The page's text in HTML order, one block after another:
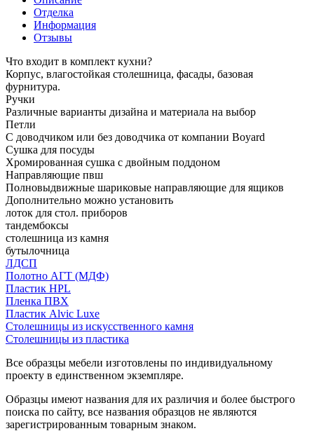
Отделка
Информация
Отзывы
Что входит в комплект кухни?
Корпус, влагостойкая столешница, фасады, базовая
фурнитура.
Ручки
Различные варианты дизайна и материала на выбор
Петли
С доводчиком или без доводчика от компании Boyard
Сушка для посуды
Хромированная сушка с двойным поддоном
Направляющие пвш
Полновыдвижные шариковые направляющие для ящиков
Дополнительно можно установить
лоток для стол. приборов
тандембоксы
столешница из камня
бутылочница
ЛДСП
Полотно АГТ (МДФ)
Пластик HPL
Пленка ПВХ
Пластик Alvic Luxe
Столешницы из искусственного камня
Столешницы из пластика
Все образцы мебели изготовлены по индивидуальному
проекту в единственном экземпляре.
Образцы имеют названия для их различия и более быстрого
поиска по сайту, все названия образцов не являются
зарегистрированным товарным знаком.